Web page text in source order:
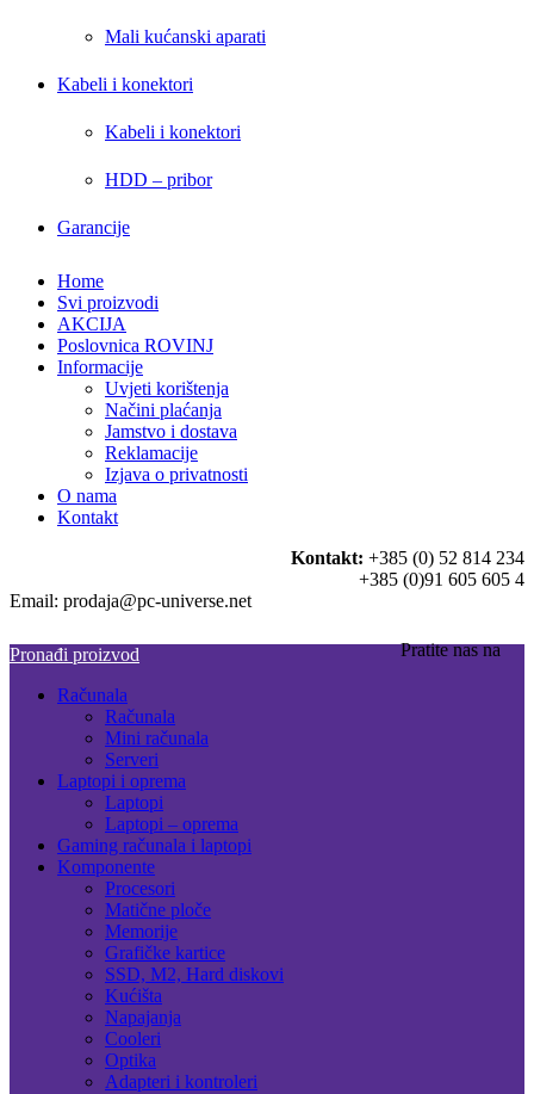
Mali kućanski aparati
Kabeli i konektori
Kabeli i konektori
HDD – pribor
Garancije
Home
Svi proizvodi
AKCIJA
Poslovnica ROVINJ
Informacije
Uvjeti korištenja
Načini plaćanja
Jamstvo i dostava
Reklamacije
Izjava o privatnosti
O nama
Kontakt
Kontakt: +385 (0) 52 814 234
+385 (0)91 605 605 4
Email: prodaja@pc-universe.net
Pratite nas na
Pronađi proizvod
Računala
Računala
Mini računala
Serveri
Laptopi i oprema
Laptopi
Laptopi – oprema
Gaming računala i laptopi
Komponente
Procesori
Matične ploče
Memorije
Grafičke kartice
SSD, M2, Hard diskovi
Kućišta
Napajanja
Cooleri
Optika
Adapteri i kontroleri